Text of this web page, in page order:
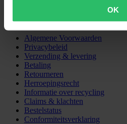
OK
Btw-registratienummer: OSS VAT
SHOPPEN
Algemene Voorwaarden
Privacybeleid
Verzending & levering
Betaling
Retourneren
Herroepingsrecht
Informatie over recycling
Claims & klachten
Bestelstatus
Conformiteitsverklaring